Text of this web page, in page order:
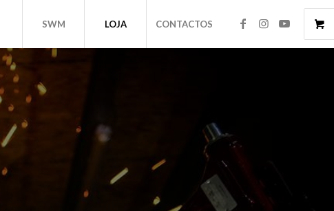
SWM LOJA CONTACTOS